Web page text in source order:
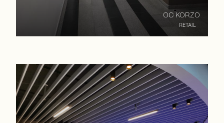
OC KORZO
RETAIL